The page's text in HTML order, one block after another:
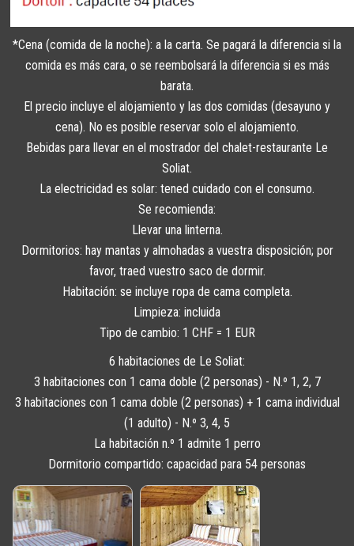
*Cena (comida de la noche): a la carta. Se pagará la diferencia si la
comida es más cara, o se reembolsará la diferencia si es más
barata.
El precio incluye el alojamiento y las dos comidas (desayuno y
cena). No es posible reservar solo el alojamiento.
Bebidas para llevar en el mostrador del chalet-restaurante Le
Soliat.
La electricidad es solar: tened cuidado con el consumo.
Se recomienda:
Llevar una linterna.
Dormitorios: hay mantas y almohadas a vuestra disposición; por
favor, traed vuestro saco de dormir.
Habitación: se incluye ropa de cama completa.
Limpieza: incluida
Tipo de cambio: 1 CHF = 1 EUR
6 habitaciones de Le Soliat:
3 habitaciones con 1 cama doble (2 personas) - N.º 1, 2, 7
3 habitaciones con 1 cama doble (2 personas) + 1 cama individual
(1 adulto) - N.º 3, 4, 5
La habitación n.º 1 admite 1 perro
Dormitorio compartido: capacidad para 54 personas